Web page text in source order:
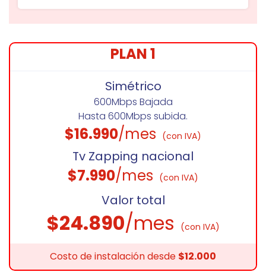
PLAN 1
Simétrico
600Mbps Bajada
Hasta 600Mbps subida.
$16.990/mes (con IVA)
Tv Zapping nacional
$7.990/mes (con IVA)
Valor total
$24.890/mes (con IVA)
Costo de instalación desde $12.000